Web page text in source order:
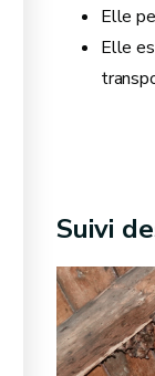
Elle
Elle
Suivi